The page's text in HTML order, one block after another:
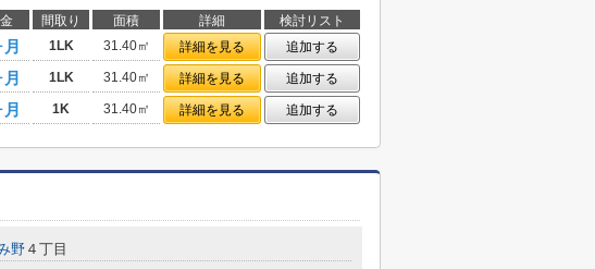
間取り 面積 詳細
検討リスト
1LK 31.40㎡ 詳細を見る
追加する
1LK 31.40㎡ 詳細を見る
追加する
1K 31.40㎡ 詳細を見る 追加する
野 ４丁目